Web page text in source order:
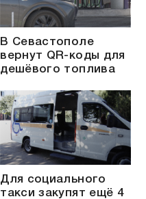
В Севастополе
вернут QR-коды для
дешёвого топлива
Для социального
такси закупят ещё 4